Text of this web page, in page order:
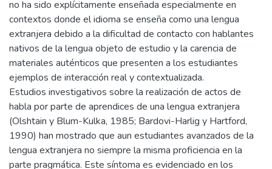
no ha sido explícitamente enseñada especialmente en
contextos donde el idioma se enseña como una lengua
extranjera debido a la dificultad de contacto con hablantes
nativos de la lengua objeto de estudio y la carencia de
materiales auténticos que presenten a los estudiantes
ejemplos de interacción real y contextualizada.
Estudios investigativos sobre la realización de actos de
habla por parte de aprendices de una lengua extranjera
(Olshtain y Blum-Kulka, 1985; Bardovi-Harlig y Hartford,
1990) han mostrado que aun estudiantes avanzados de la
lengua extranjera no siempre la misma proficiencia en la
parte pragmática. Este síntoma es evidenciado en los